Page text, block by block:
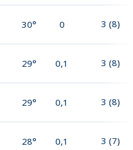
30° 0 3 (8)
29° 0,1 3 (8)
29° 0,1 3 (8)
28° 0,1 3 (7)